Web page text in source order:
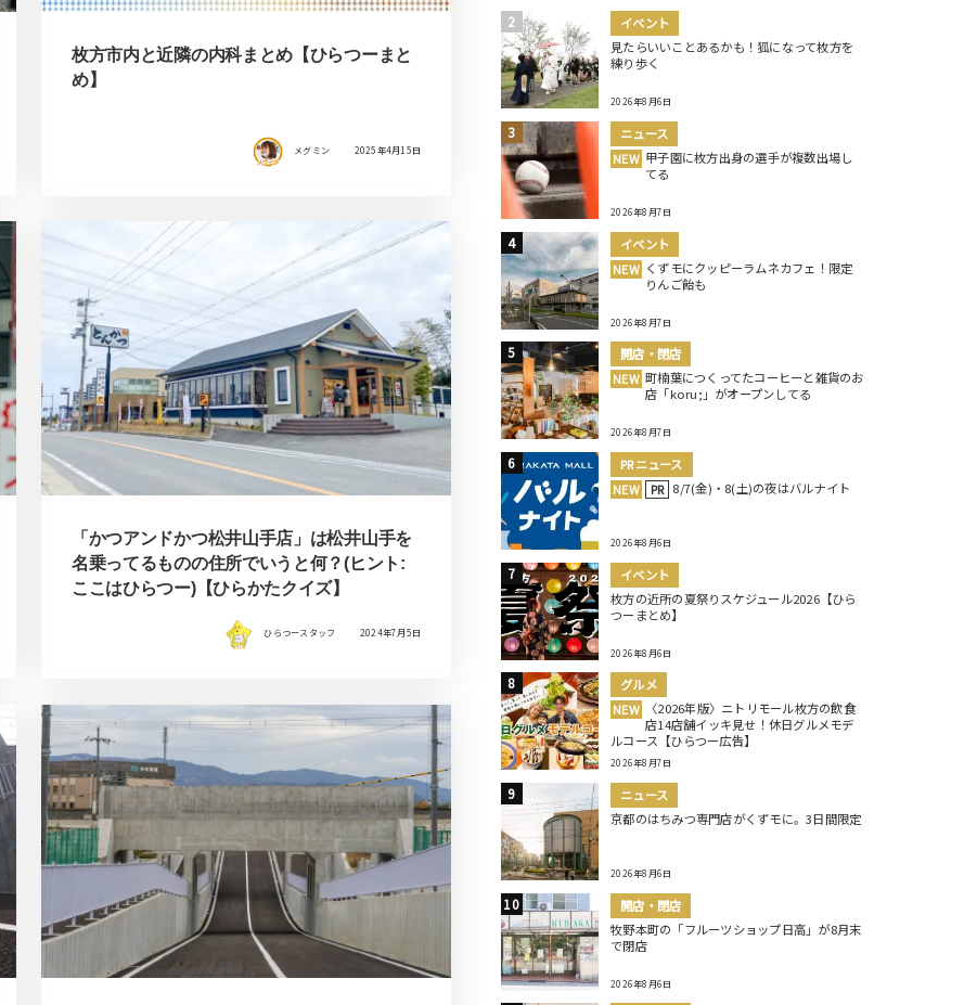
枚方市内と近隣の内科まとめ【ひらつーまと
め】
メグミン 2025年4月15日
「かつアンドかつ松井山手店」は松井山手を
名乗ってるものの住所でいうと何？(ヒント:
ここはひらつー)【ひらかたクイズ】
ひらつースタッフ 2024年7月5日
イベント
見たらいいことあるかも！狐になって枚方を
練り歩く
2026年8月6日
ニュース
NEW 甲子園に枚方出身の選手が複数出場し
てる
2026年8月7日
イベント
NEW くずモにクッピーラムネカフェ！限定
りんご飴も
2026年8月7日
開店・閉店
NEW 町楠葉につくってたコーヒーと雑貨のお
店「koru;」がオープンしてる
2026年8月7日
PRニュース
NEW
PR 8/7(金)・8(土)の夜はバルナイト
2026年8月6日
イベント
枚方の近所の夏祭りスケジュール2026【ひら
つーまとめ】
2026年8月6日
グルメ
NEW
〈2026年版〉ニトリモール枚方の飲食
店14店舗イッキ見せ！休日グルメモデ
ルコース【ひらつー広告】
2026年8月7日
ニュース
京都のはちみつ専門店がくずモに。3日間限定
2026年8月6日
開店・閉店
牧野本町の「フルーツショップ日高」が8月末
で閉店
2026年8月6日